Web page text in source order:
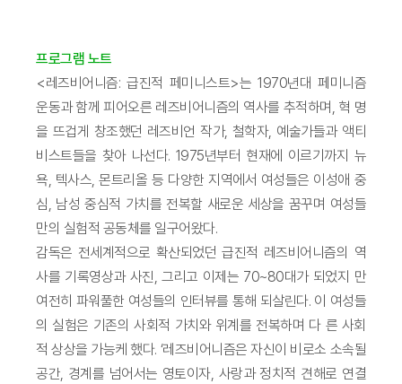
프로그램 노트
<레즈비어니즘: 급진적 페미니스트>는 1970년대 페미니즘
운동과 함께 피어오른 레즈비어니즘의 역사를 추적하며, 혁 명
을 뜨겁게 창조했던 레즈비언 작가, 철학자, 예술가들과 액티
비스트들을 찾아 나선다. 1975년부터 현재에 이르기까지 뉴
욕, 텍사스, 몬트리올 등 다양한 지역에서 여성들은 이성애 중
심, 남성 중심적 가치를 전복할 새로운 세상을 꿈꾸며 여성들
만의 실험적 공동체를 일구어왔다.
감독은 전세계적으로 확산되었던 급진적 레즈비어니즘의 역
사를 기록영상과 사진, 그리고 이제는 70~80대가 되었지 만
여전히 파워풀한 여성들의 인터뷰를 통해 되살린다. 이 여성들
의 실험은 기존의 사회적 가치와 위계를 전복하며 다 른 사회
적 상상을 가능케 했다. ‘레즈비어니즘은 자신이 비로소 소속될
공간, 경계를 넘어서는 영토이자, 사랑과 정치적 견해로 연결